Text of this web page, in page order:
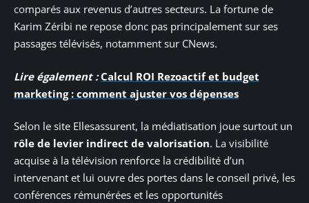
comparés aux revenus d’autres secteurs. La fortune de
Karim Zéribi ne repose donc pas principalement sur ses
passages télévisés, notamment sur CNews.
Lire également : Calcul ROI Rezoactif et budget
marketing : comment ajuster vos dépenses
Selon le site Ellesassurent, la médiatisation joue surtout un
rôle de levier indirect de valorisation. La visibilité
acquise à la télévision renforce la crédibilité d’un
intervenant et lui ouvre des portes dans le conseil privé, les
conférences rémunérées et les opportunités